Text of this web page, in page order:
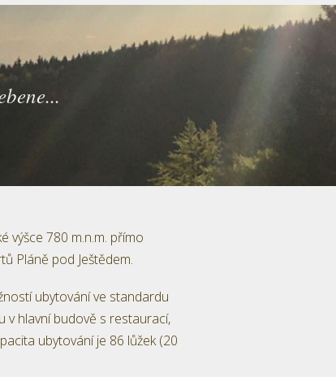
výšce 780 m.n.m. přímo
Pláně pod Ještědem.
ubytování ve standardu
v hlavní budově s restaurací,
ubytování je 86 lůžek (20